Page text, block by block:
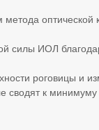
оптической
силы ИОЛ
роговицы и
сводят к